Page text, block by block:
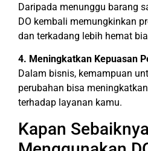
Daripada menunggu barang
DO kembali memungkinkan
dan terkadang lebih hemat
4. Meningkatkan Kepuasan
Dalam bisnis, kemampuan
perubahan bisa
terhadap layanan kamu.
Kapan Sebaiknya